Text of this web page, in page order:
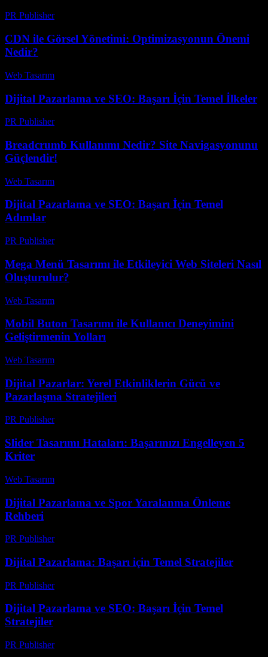
PR Publisher-
CDN ile Görsel Yönetimi: Optimizasyonun Önemi
Nedir?
Web Tasarım
Dijital Pazarlama ve SEO: Başarı İçin Temel İlkeler
PR Publisher-
Breadcrumb Kullanımı Nedir? Site Navigasyonunu
Güçlendir!
Web Tasarım
Dijital Pazarlama ve SEO: Başarı İçin Temel
Adımlar
PR Publisher-
Mega Menü Tasarımı ile Etkileyici Web Siteleri Nasıl
Oluşturulur?
Web Tasarım
Mobil Buton Tasarımı ile Kullanıcı Deneyimini
Geliştirmenin Yolları
Web Tasarım
Dijital Pazarlar: Yerel Etkinliklerin Gücü ve
Pazarlaşma Stratejileri
PR Publisher-
Slider Tasarımı Hataları: Başarınızı Engelleyen 5
Kriter
Web Tasarım
Dijital Pazarlama ve Spor Yaralanma Önleme
Rehberi
PR Publisher-
Dijital Pazarlama: Başarı için Temel Stratejiler
PR Publisher-
Dijital Pazarlama ve SEO: Başarı İçin Temel
Stratejiler
PR Publisher-